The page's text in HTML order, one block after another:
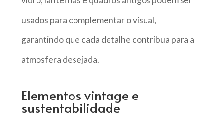
usados para complementar o visual,
garantindo que cada detalhe contribua para a
atmosfera desejada.
Elementos vintage e
sustentabilidade